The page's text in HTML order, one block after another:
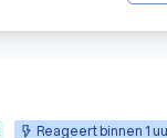
Reageert binnen 1